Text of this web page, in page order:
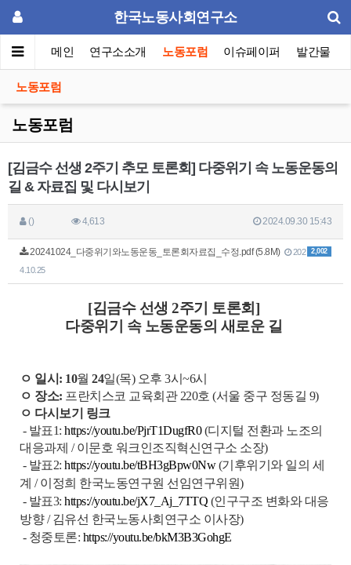
한국노동사회연구소
메인 연구소소개 노동포럼 이슈페이퍼 발간물
노동포럼
노동포럼
[김금수 선생 2주기 추모 토론회] 다중위기 속 노동운동의
길 & 자료집 및 다시보기
() 4,613 2024.09.30 15:43
2,002
20241024_다중위기와노동운동_토론회자료집_수정.pdf (5.8M)
202
4.10.25
[김금수 선생 2주기 토론회]
다중위기 속 노동운동의 새로운 길
ㅇ 일시: 10월 24일(목) 오후 3시~6시
ㅇ 장소: 프란치스코 교육회관 220호 (서울 중구 정동길 9)
ㅇ 다시보기 링크
- 발표1: https://youtu.be/PjrT1DugfR0(디지털 전환과 노조의
대응과제 / 이문호 워크인조직혁신연구소 소장)
- 발표2: https://youtu.be/tBH3gBpw0Nw(기후위기와 일의 세
계 / 이정희 한국노동연구원 선임연구위원)
- 발표3: https://youtu.be/jX7_Aj_7TTQ (인구구조 변화와 대응
방향 / 김유선 한국노동사회연구소 이사장)
- 청중토론: https://youtu.be/bkM3B3GohgE